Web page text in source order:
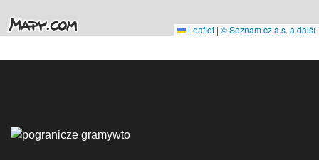
Leaflet | © Seznam.cz a.s. a další